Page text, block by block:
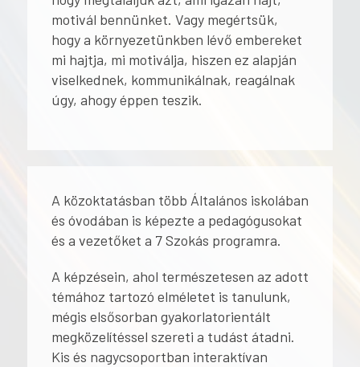
motivál bennünket. Vagy megértsük,
hogy a környezetünkben lévő embereket
mi hajtja, mi motiválja, hiszen ez alapján
viselkednek, kommunikálnak, reagálnak
úgy, ahogy éppen teszik.
A közoktatásban több Általános iskolában
és óvodában is képezte a pedagógusokat
és a vezetőket a 7 Szokás programra.
A képzésein, ahol természetesen az adott
témához tartozó elméletet is tanulunk,
mégis elsősorban gyakorlatorientált
megközelítéssel szereti a tudást átadni.
Kis és nagycsoportban interaktívan